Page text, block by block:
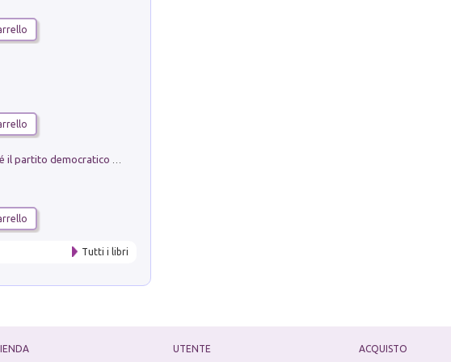
Tutti i libri
UTENTE
ACQUISTO